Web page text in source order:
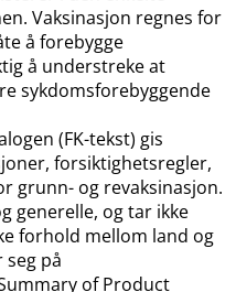
Vaksinasjon regnes for
å forebygge
å understreke at
sykdomsforebyggende
(FK-tekst) gis
forsiktighetsregler,
grunn- og revaksinasjon.
generelle, og tar ikke
forhold mellom land og
seg på
of Product